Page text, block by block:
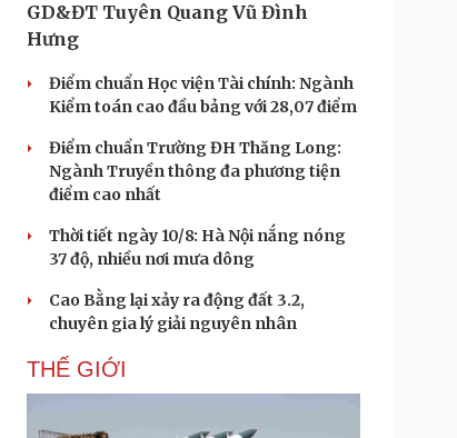
GD&ĐT Tuyên Quang Vũ Đình
Hưng
Điểm chuẩn Học viện Tài chính: Ngành
Kiểm toán cao đầu bảng với 28,07 điểm
Điểm chuẩn Trường ĐH Thăng Long:
Ngành Truyền thông đa phương tiện
điểm cao nhất
Thời tiết ngày 10/8: Hà Nội nắng nóng
37 độ, nhiều nơi mưa dông
Cao Bằng lại xảy ra động đất 3.2,
chuyên gia lý giải nguyên nhân
THẾ GIỚI